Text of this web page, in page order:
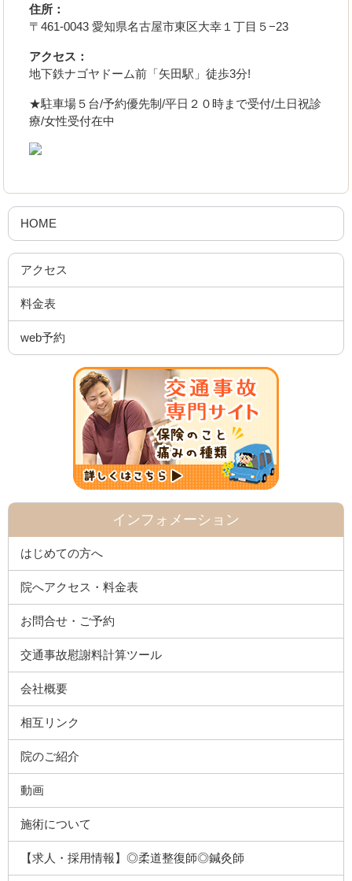
住所：
〒461-0043 愛知県名古屋市東区大幸１丁目５−23
アクセス：
地下鉄ナゴヤドーム前「矢田駅」徒歩3分!
★駐車場５台/予約優先制/平日２０時まで受付/土日祝診
療/女性受付在中
HOME
アクセス
料金表
web予約
インフォメーション
はじめての方へ
院へアクセス・料金表
お問合せ・ご予約
交通事故慰謝料計算ツール
会社概要
相互リンク
院のご紹介
動画
施術について
【求人・採用情報】◎柔道整復師◎鍼灸師